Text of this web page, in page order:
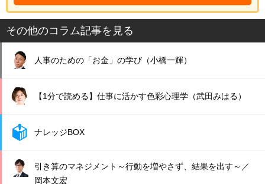
その他のコラム記事を見る
人事のための「お金」の学び（小橋一輝）
【1分で読める】仕事に活かす色彩心理学（武田みはる）
ナレッジBOX
引き算のマネジメント～行動を増やさず、結果を出す～／
岡本文宏